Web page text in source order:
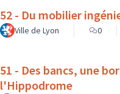
52 - Du mobilier
Ville de Lyon 0
51 - Des bancs, une
l'Hippodrome